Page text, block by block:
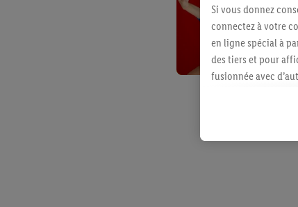
Si vous donnez
connectez à votre
en ligne spécial à
des tiers et pour
fusionnée avec
vous avez montré
l’achat) peuvent
plusieurs services